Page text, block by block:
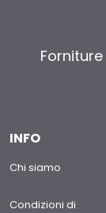
INFO
Chi siamo
Condizioni di